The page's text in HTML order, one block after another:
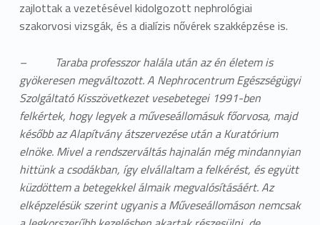
zajlottak a vezetésével kidolgozott nephrológiai
szakorvosi vizsgák, és a dialízis nővérek szakképzése is.
– Taraba professzor halála után az én életem is
gyökeresen megváltozott. A Nephrocentrum Egészségügyi
Szolgáltató Kisszövetkezet vesebetegei 1991-ben
felkértek, hogy legyek a műveseállomásuk főorvosa, majd
később az Alapítvány átszervezése után a Kuratórium
elnöke. Mivel a rendszerváltás hajnalán még mindannyian
hittünk a csodákban, így elvállaltam a felkérést, és együtt
küzdöttem a betegekkel álmaik megvalósításáért. Az
elképzelésük szerint ugyanis a Műveseállomáson nemcsak